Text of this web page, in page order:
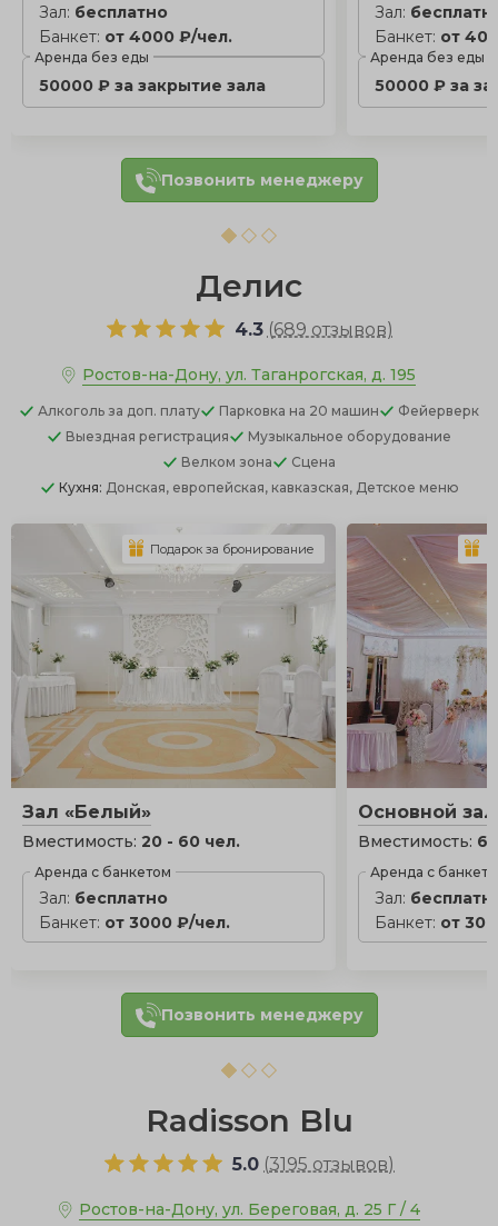
Зал: бесплатно
Банкет: от 4000 ₽/чел.
Аренда без еды
50000 ₽ за закрытие зала
Зал:
Банкет: от
Аренда без еды
50000 ₽ за
Позвонить менеджеру
Делис
4.3 (689 отзывов)
Ростов-на-Дону, ул. Таганрогская, д. 195
Алкоголь за доп. плату Парковка на 20 машин
Фейерверк
Выездная регистрация
Музыкальное оборудование
Велком зона
Сцена
Кухня: Донская, европейская, кавказская, Детское меню
Зал «Белый»
Вместимость: 20 - 60 чел.
Аренда с банкетом
Зал: бесплатно
Банкет: от 3000 ₽/чел.
Подарок за бронирование
Основной зал
Вместимость: 6
Аренда с
Зал:
Банкет: от
Позвонить менеджеру
Radisson Blu
5.0 (3195 отзывов)
Ростов-на-Дону, ул. Береговая, д. 25 Г / 4